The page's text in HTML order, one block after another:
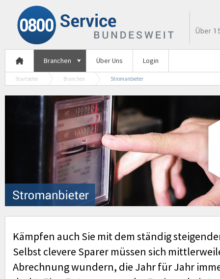
Branchen Über Uns Login
Startseite Branchen Stromanbieter
Kämpfen auch Sie mit dem ständig
Selbst clevere Sparer müssen sich
Abrechnung wundern, die Jahr für Jahr